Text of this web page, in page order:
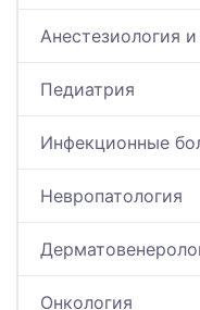
Анестезиология
Педиатрия
Инфекционные
Невропатология
Онкология